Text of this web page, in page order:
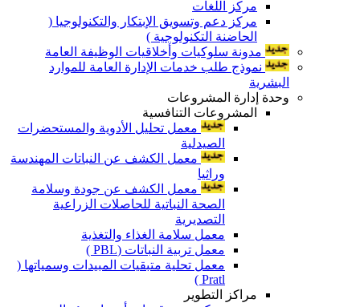
مركز اللغات
مركز دعم وتسويق الإبتكار والتكنولوجيا (
الحاضنة التكنولوجية )
مدونة سلوكيات وأخلاقيات الوظيفة العامة
نموذج طلب خدمات الإدارة العامة للموارد
البشرية
وحدة إدارة المشروعات
المشروعات التنافسية
معمل تحليل الأدوية والمستحضرات
الصيدلية
معمل الكشف عن النباتات المهندسة
وراثيا
معمل الكشف عن جودة وسلامة
الصحة النباتية للحاصلات الزراعية
التصديرية
معمل سلامة الغذاء والتغذية
معمل تربية النباتات (PBL )
معمل تحلية متبقيات المبيدات وسمياتها (
Pratl )
مراكز التطوير